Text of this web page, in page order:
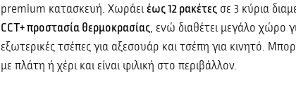
premium κατασκευή. Χωράειέως 12 ρακέτες σε 3 κύρια
CCT+ προστασία θερμοκρασίας, ενώ διαθέτει μεγάλο χώρο
εξωτερικές τσέπες για αξεσουάρ και τσέπη για κινητό.
με πλάτη ή χέρι και είναι φιλική στο περιβάλλον.